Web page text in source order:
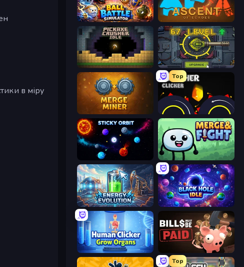
в міру
Ball Battle Simulator Ascent of Echoes
Pickaxe Crusher Idle Tank Evolution
Merge Miner
Top
Crusher Clicker
Sticky Orbit Merge & Fight
Energy Evolution Black Hole Idle
Human Clicker: Grow Organs Bills Must Be Paid
Top